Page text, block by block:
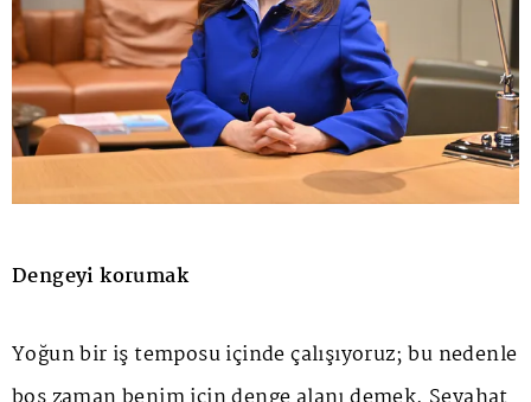
Dengeyi korumak
Yoğun bir iş temposu içinde çalışıyoruz; bu nedenle